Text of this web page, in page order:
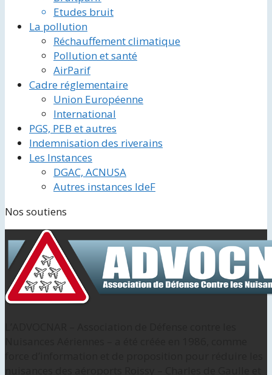
Etudes bruit
La pollution
Réchauffement climatique
Pollution et santé
AirParif
Cadre réglementaire
Union Européenne
International
PGS, PEB et autres
Indemnisation des riverains
Les Instances
DGAC, ACNUSA
Autres instances IdeF
Nos soutiens